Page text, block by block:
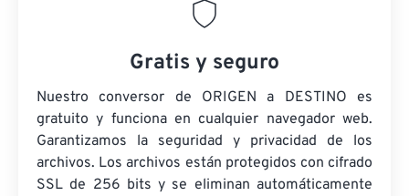
Gratis y seguro
Nuestro conversor de ORIGEN a DESTINO es
gratuito y funciona en cualquier navegador web.
Garantizamos la seguridad y privacidad de los
archivos. Los archivos están protegidos con cifrado
SSL de 256 bits y se eliminan automáticamente